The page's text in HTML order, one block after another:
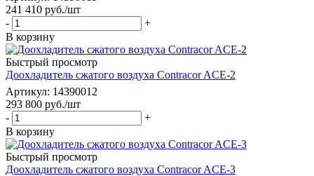
241 410 руб./шт
-
+
В корзину
Быстрый просмотр
Доохладитель сжатого воздуха Contracor ACE-2
Артикул: 14390012
293 800 руб./шт
-
+
В корзину
Быстрый просмотр
Доохладитель сжатого воздуха Contracor ACE-3